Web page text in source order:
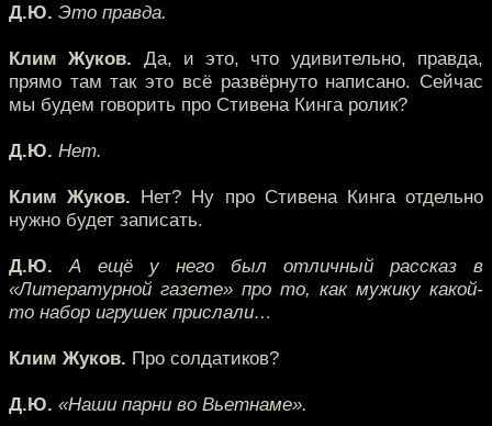
Д.Ю. Это правда.
Клим Жуков. Да, и это, что удивительно, правда,
прямо там так это всё развёрнуто написано. Сейчас
мы будем говорить про Стивена Кинга ролик?
Д.Ю. Нет.
Клим Жуков. Нет? Ну про Стивена Кинга отдельно
нужно будет записать.
Д.Ю. А ещё у него был отличный рассказ в
«Литературной газете» про то, как мужику какой-
то набор игрушек прислали…
Клим Жуков. Про солдатиков?
Д.Ю. «Наши парни во Вьетнаме».